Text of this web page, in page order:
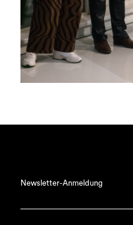
Newsletter-Anmeldung